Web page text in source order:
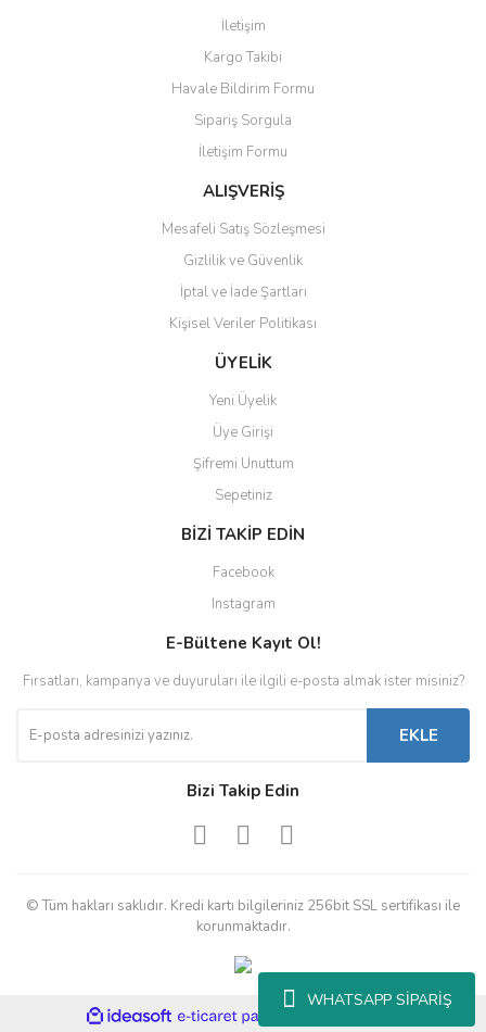
WHATSAPP SİPARİŞ
İletişim
Kargo Takibi
Havale Bildirim Formu
Sipariş Sorgula
İletişim Formu
ALIŞVERİŞ
Mesafeli Satış Sözleşmesi
Gizlilik ve Güvenlik
İptal ve İade Şartları
Kişisel Veriler Politikası
ÜYELİK
Yeni Üyelik
Üye Girişi
Şifremi Unuttum
Sepetiniz
BİZİ TAKİP EDİN
Facebook
Instagram
E-Bültene Kayıt Ol!
Fırsatları, kampanya ve duyuruları ile ilgili e-posta almak ister misiniz?
EKLE
Bizi Takip Edin
© Tüm hakları saklıdır. Kredi kartı bilgileriniz 256bit SSL sertifikası ile
korunmaktadır.
ideasoft